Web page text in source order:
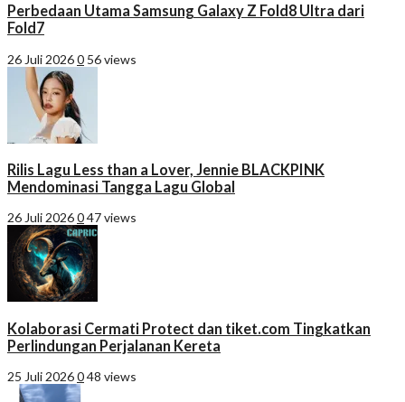
Perbedaan Utama Samsung Galaxy Z Fold8 Ultra dari
Fold7
26 Juli 20260 56 views
Rilis Lagu Less than a Lover, Jennie BLACKPINK
Mendominasi Tangga Lagu Global
26 Juli 2026047 views
Kolaborasi Cermati Protect dan tiket.com Tingkatkan
Perlindungan Perjalanan Kereta
25 Juli 2026048 views